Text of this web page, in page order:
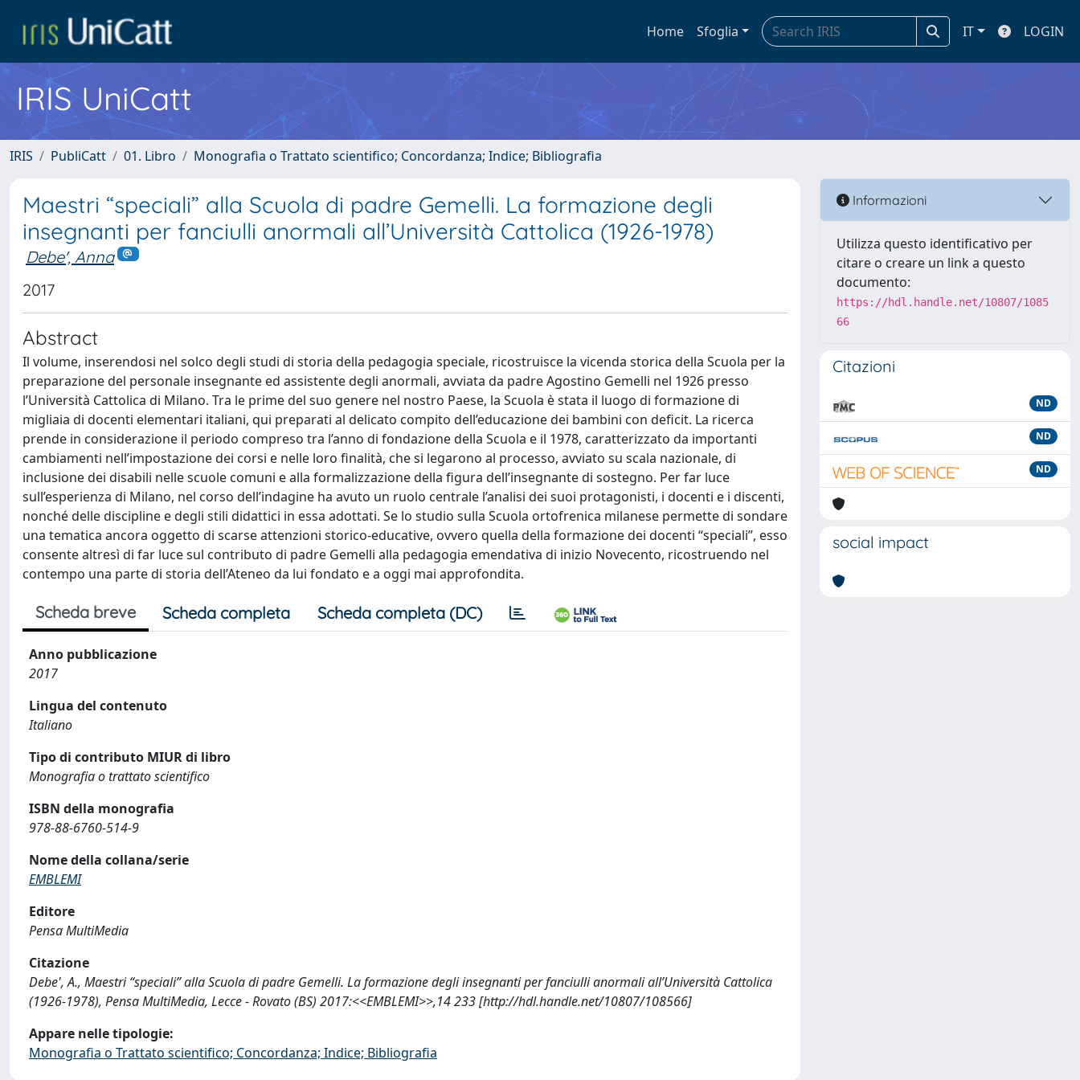
Home Sfoglia IT LOGIN
IRIS UniCatt
IRIS PubliCatt 01. Libro Monografia o Trattato scientifico; Concordanza; Indice; Bibliografia
Maestri “speciali” alla Scuola di padre Gemelli. La formazione degli
insegnanti per fanciulli anormali all’Università Cattolica (1926-1978)
Debe', Anna
2017
Abstract
Il volume, inserendosi nel solco degli studi di storia della pedagogia speciale, ricostruisce la vicenda storica della Scuola per la
preparazione del personale insegnante ed assistente degli anormali, avviata da padre Agostino Gemelli nel 1926 presso
l’Università Cattolica di Milano. Tra le prime del suo genere nel nostro Paese, la Scuola è stata il luogo di formazione di
migliaia di docenti elementari italiani, qui preparati al delicato compito dell’educazione dei bambini con deficit. La ricerca
prende in considerazione il periodo compreso tra l’anno di fondazione della Scuola e il 1978, caratterizzato da importanti
cambiamenti nell’impostazione dei corsi e nelle loro finalità, che si legarono al processo, avviato su scala nazionale, di
inclusione dei disabili nelle scuole comuni e alla formalizzazione della figura dell’insegnante di sostegno. Per far luce
sull’esperienza di Milano, nel corso dell’indagine ha avuto un ruolo centrale l’analisi dei suoi protagonisti, i docenti e i discenti,
nonché delle discipline e degli stili didattici in essa adottati. Se lo studio sulla Scuola ortofrenica milanese permette di sondare
una tematica ancora oggetto di scarse attenzioni storico-educative, ovvero quella della formazione dei docenti “speciali”, esso
consente altresì di far luce sul contributo di padre Gemelli alla pedagogia emendativa di inizio Novecento, ricostruendo nel
contempo una parte di storia dell’Ateneo da lui fondato e a oggi mai approfondita.
Scheda breve Scheda completa Scheda completa (DC)
Anno pubblicazione
2017
Lingua del contenuto
Italiano
Tipo di contributo MIUR di libro
Monografia o trattato scientifico
ISBN della monografia
978-88-6760-514-9
Nome della collana/serie
EMBLEMI
Editore
Pensa MultiMedia
Citazione
Debe', A., Maestri “speciali” alla Scuola di padre Gemelli. La formazione degli insegnanti per fanciulli anormali all’Università Cattolica
(1926-1978), Pensa MultiMedia, Lecce - Rovato (BS) 2017:<<EMBLEMI>>,14 233 [http://hdl.handle.net/10807/108566]
Appare nelle tipologie:
Monografia o Trattato scientifico; Concordanza; Indice; Bibliografia
Informazioni
Utilizza questo identificativo per
citare o creare un link a questo
documento:
https://hdl.handle.net/10807/1085
66
Citazioni
ND
ND
ND
social impact